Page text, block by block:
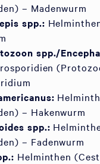
– Madenwurm
spp.:
spp./
– Hakenwurm
spp.:
– Fadenwurm
Helminthen